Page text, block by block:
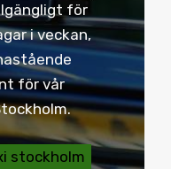
för
i veckan,
för vår
stockholm